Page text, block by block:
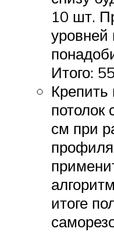
10 шт.
Итого:
потолок
см при
итоге